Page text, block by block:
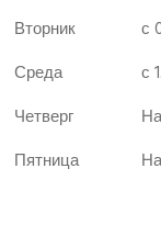
Вторник
с
Среда
с
Четверг
Пятница